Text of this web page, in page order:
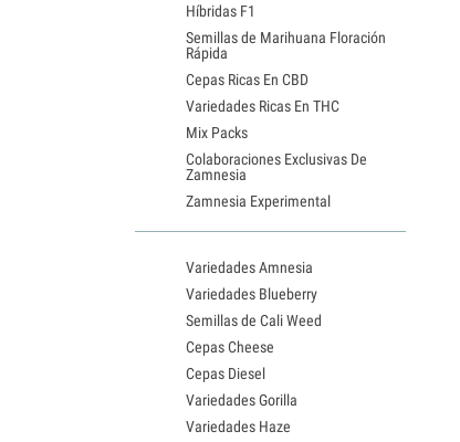
Híbridas F1
Semillas de Marihuana Floración
Rápida
Cepas Ricas En CBD
Variedades Ricas En THC
Mix Packs
Colaboraciones Exclusivas De
Zamnesia
Zamnesia Experimental
Variedades Amnesia
Variedades Blueberry
Semillas de Cali Weed
Cepas Cheese
Cepas Diesel
Variedades Gorilla
Variedades Haze